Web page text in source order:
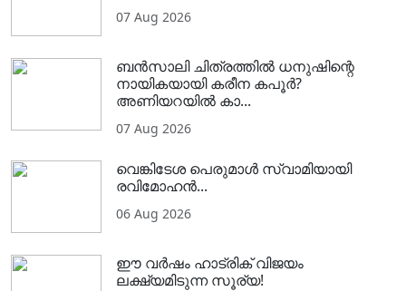
07 Aug 2026
ബൻസാലി ചിത്രത്തിൽ ധനുഷിന്റെ
നായികയായി കരീന കപൂർ?
അണിയറയിൽ കാ...
07 Aug 2026
വെങ്കിടേശ പെരുമാൾ സ്വാമിയായി
രവിമോഹൻ...
06 Aug 2026
ഈ വർഷം ഹാട്രിക് വിജയം
ലക്ഷ്യമിടുന്ന സൂര്യ!